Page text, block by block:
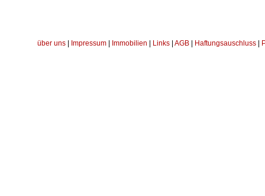
über uns Impressum Immobilien Links AGB Haftungsauschluss